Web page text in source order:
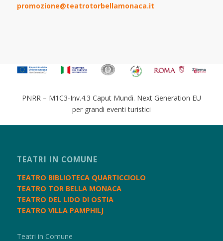
promozione@teatrotorbellamonaca.it
PNRR – M1C3-Inv.4.3 Caput Mundi. Next Generation EU
per grandi eventi turistici
TEATRI IN COMUNE
TEATRO BIBLIOTECA QUARTICCIOLO
TEATRO TOR BELLA MONACA
TEATRO DEL LIDO DI OSTIA
TEATRO VILLA PAMPHILJ
Teatri in Comune